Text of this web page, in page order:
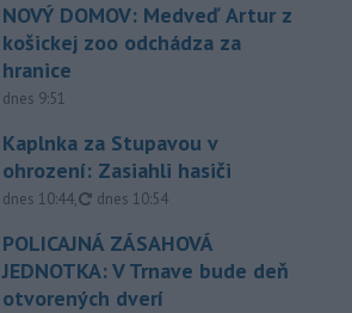
NOVÝ DOMOV: Medveď Artur z
košickej zoo odchádza za
hranice
dnes 9:51
Kaplnka za Stupavou v
ohrození: Zasiahli hasiči
dnes 10:44, aktualizované
dnes 10:54
POLICAJNÁ ZÁSAHOVÁ
JEDNOTKA: V Trnave bude deň
otvorených dverí